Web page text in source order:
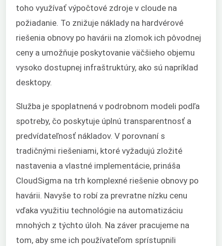
toho využívať výpočtové zdroje v cloude na
požiadanie. To znižuje náklady na hardvérové
riešenia obnovy po havárii na zlomok ich pôvodnej
ceny a umožňuje poskytovanie väčšieho objemu
vysoko dostupnej infraštruktúry, ako sú napríklad
desktopy.
Služba je spoplatnená v podrobnom modeli podľa
spotreby, čo poskytuje úplnú transparentnosť a
predvídateľnosť nákladov. V porovnaní s
tradičnými riešeniami, ktoré vyžadujú zložité
nastavenia a vlastné implementácie, prináša
CloudSigma na trh komplexné riešenie obnovy po
havárii. Navyše to robí za prevratne nízku cenu
vďaka využitiu technológie na automatizáciu
mnohých z týchto úloh. Na záver pracujeme na
tom, aby sme ich používateľom sprístupnili